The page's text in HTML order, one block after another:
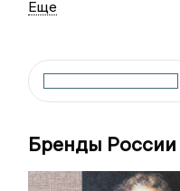
Бренды России